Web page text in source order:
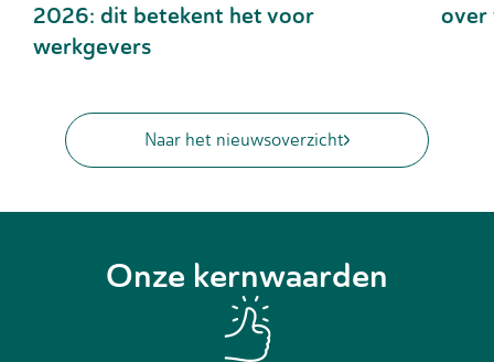
2026: dit betekent het voor
werkgevers
over
Naar het nieuwsoverzicht
Onze kernwaarden